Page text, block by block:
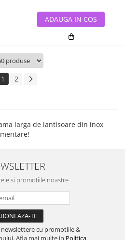
ADAUGA IN COS
1 2
larga de lantisoare din inox
si promotiile noastre
newslettere cu promotiile &
Afla mai multe in Politica